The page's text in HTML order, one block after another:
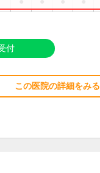
付
この医院の詳細をみる